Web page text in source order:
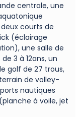
centrale, une
courts de
(éclairage
une salle de
3 à 12ans, un
golf de 27 trous,
de volley-
nautiques
à voile, jet